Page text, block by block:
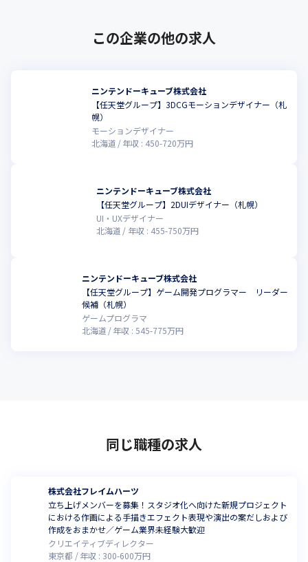
この企業の他の求人
ニンテンドーキューブ株式会社
【任天堂グループ】3DCGモーションデザイナー（札
幌）
モーションデザイナー
北海道
年収 : 450-720万円
ニンテンドーキューブ株式会社
【任天堂グループ】2DUIデザイナー（札幌）
UI・UXデザイナー
北海道
年収 : 455-750万円
ニンテンドーキューブ株式会社
【任天堂グループ】ゲーム開発プログラマー リーダー
候補（札幌）
ゲームプログラマ
北海道
年収 :545-775万円
同じ職種の求人
株式会社フレイムハーツ
立ち上げメンバーを募集！スタジオ化へ向けた新規プロジェクト
における作画による手描きエフェクト表現や演出の案だしおよび
作成をおまかせ／ゲーム業界未経験大歓迎
クリエイティブディレクター
東京都
年収 : 300-600万円